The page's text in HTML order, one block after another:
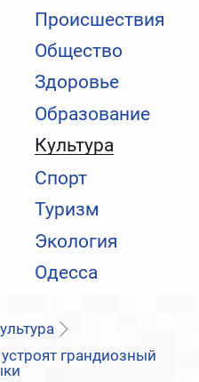
Происшествия
Общество
Здоровье
Образование
Культура
Спорт
Туризм
Экология
Одесса
грандиозный